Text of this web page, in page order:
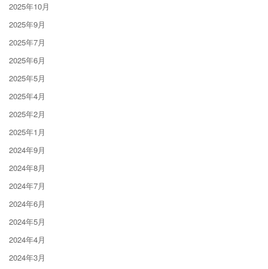
2025年10月
2025年9月
2025年7月
2025年6月
2025年5月
2025年4月
2025年2月
2025年1月
2024年9月
2024年8月
2024年7月
2024年6月
2024年5月
2024年4月
2024年3月